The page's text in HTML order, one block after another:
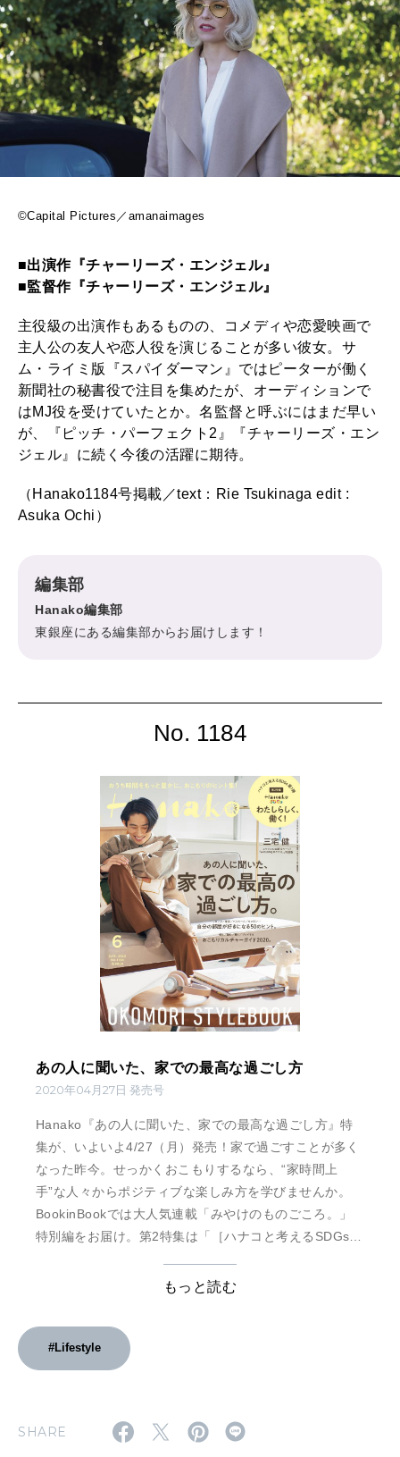
©Capital Pictures／amanaimages
■出演作『チャーリーズ・エンジェル』
■監督作『チャーリーズ・エンジェル』
主役級の出演作もあるものの、コメディや恋愛映画で
主人公の友人や恋人役を演じることが多い彼女。サ
ム・ライミ版『スパイダーマン』ではピーターが働く
新聞社の秘書役で注目を集めたが、オーディションで
はMJ役を受けていたとか。名監督と呼ぶにはまだ早い
が、『ピッチ・パーフェクト2』『チャーリーズ・エン
ジェル』に続く今後の活躍に期待。
（Hanako1184号掲載／text：Rie Tsukinaga edit :
Asuka Ochi）
編集部
Hanako編集部
東銀座にある編集部からお届けします！
No. 1184
あの人に聞いた、家での最高な過ごし方
2020年04月27日 発売号
Hanako『あの人に聞いた、家での最高な過ごし方』特
集が、いよいよ4/27（月）発売！家で過ごすことが多く
なった昨今。せっかくおこもりするなら、“家時間上
手”な人々からポジティブな楽しみ方を学びませんか。
BookinBookでは大人気連載「みやけのものごころ。」
特別編をお届け。第2特集は「［ハナコと考えるSDGs第
あきらめない、18人のストーリーを紹介します。
もっと読む
#Lifestyle
SHARE